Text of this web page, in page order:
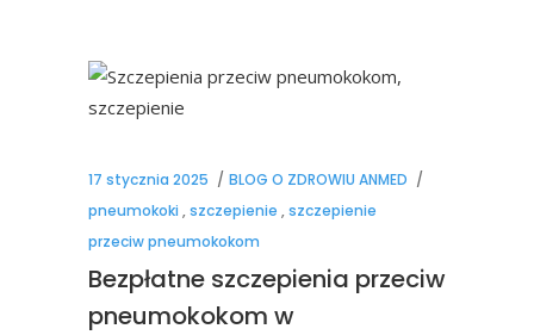
17 stycznia 2025
BLOG O ZDROWIU ANMED
pneumokoki ,szczepienie ,szczepienie
przeciw pneumokokom
Bezpłatne szczepienia przeciw
pneumokokom w